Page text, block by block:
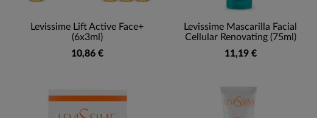
Levissime Lift Active Face+
(6x3ml)
10,86 €
Levissime Mascarilla Facial
Cellular Renovating (75ml)
11,19 €